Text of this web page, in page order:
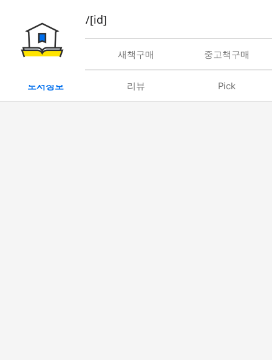
book/rent/[id]
대여 새책구매 중고책구매
도서정보 리뷰 Pick